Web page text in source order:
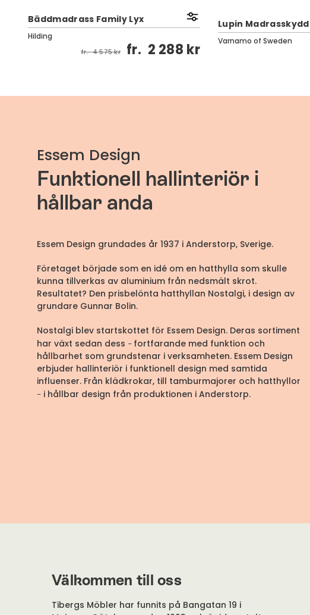
Bäddmadrass Family Lyx
Hilding
fr. 4 575 kr fr. 2 288 kr
Lupin Madrasskydd
Varnamo of Sweden
Essem Design
Funktionell hallinteriör i
hållbar anda
Essem Design grundades år 1937 i Anderstorp, Sverige.
Företaget började som en idé om en hatthylla som skulle
kunna tillverkas av aluminium från nedsmält skrot.
Resultatet? Den prisbelönta hatthyllan Nostalgi, i design av
grundare Gunnar Bolin.
Nostalgi blev startskottet för Essem Design. Deras sortiment
har växt sedan dess – fortfarande med funktion och
hållbarhet som grundstenar i verksamheten. Essem Design
erbjuder hallinteriör i funktionell design med samtida
influenser. Från klädkrokar, till tamburmajorer och hatthyllor
– i hållbar design från produktionen i Anderstorp.
Välkommen till oss
Tibergs Möbler har funnits på Bangatan 19 i